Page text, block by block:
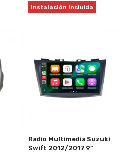
Instalación Incluida
Radio Multimedia Suzuki
Swift 2012/2017 9"